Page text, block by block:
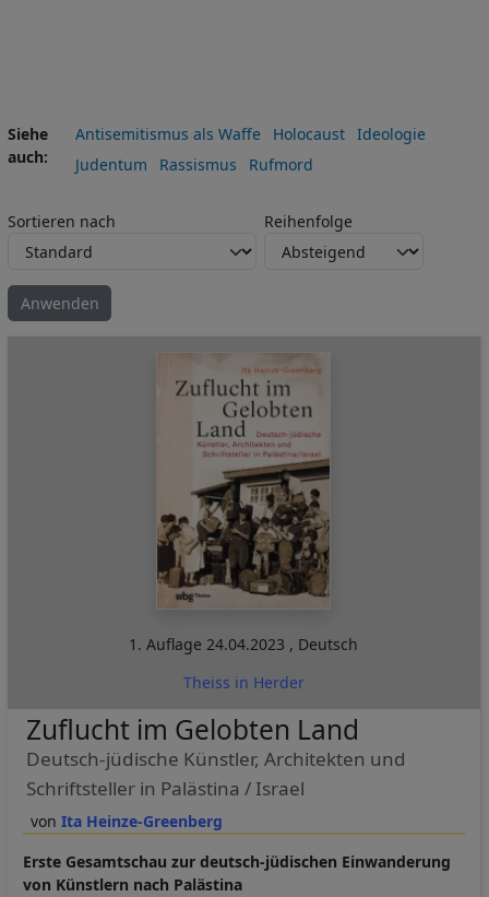
Siehe
auch
Antisemitismus als Waffe Holocaust Ideologie
Judentum
Rassismus Rufmord
Sortieren nach Reihenfolge
1. Auflage24.04.2023 , Deutsch
Theiss in Herder
Ita Heinze-Greenberg
Zuflucht im Gelobten Land
Deutsch-jüdische Künstler, Architekten und
Schriftsteller in Palästina / Israel
Erste Gesamtschau zur deutsch-jüdischen Einwanderung
von Künstlern nach Palästina